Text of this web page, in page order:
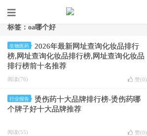
标签：oa哪个好
生物医药
2026年最新网址查询化妆品排行
榜,网址查询化妆品排行榜,网址查询化妆品
排行榜前十名推荐
阅读(76) 赞(0)
行业报告
烫伤药十大品牌排行榜-烫伤药哪
个牌子好十大品牌推荐
阅读(55) 赞(0)